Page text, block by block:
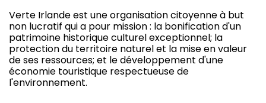
Verte Irlande est une organisation citoyenne à but
non lucratif qui a pour mission : la bonification d'un
patrimoine historique culturel exceptionnel; la
protection du territoire naturel et la mise en valeur
de ses ressources; et le développement d'une
économie touristique respectueuse de
l'environnement.